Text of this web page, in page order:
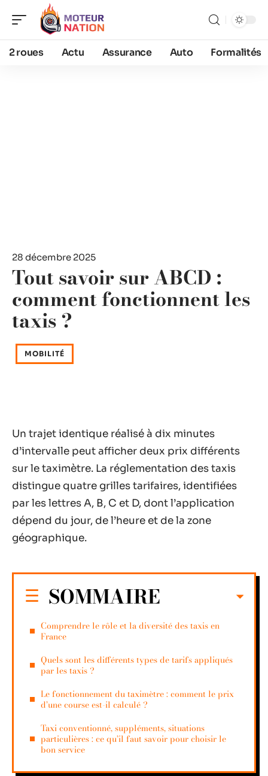
2 roues Actu Assurance Auto Formalités
28 décembre 2025
Tout savoir sur ABCD :
comment fonctionnent les
taxis ?
MOBILITÉ
Un trajet identique réalisé à dix minutes
d’intervalle peut afficher deux prix différents
sur le taximètre. La réglementation des taxis
distingue quatre grilles tarifaires, identifiées
par les lettres A, B, C et D, dont l’application
dépend du jour, de l’heure et de la zone
géographique.
SOMMAIRE
Comprendre le rôle et la diversité des taxis en
France
Quels sont les différents types de tarifs appliqués
par les taxis ?
Le fonctionnement du taximètre : comment le prix
d’une course est-il calculé ?
Taxi conventionné, suppléments, situations
particulières : ce qu’il faut savoir pour choisir le
bon service